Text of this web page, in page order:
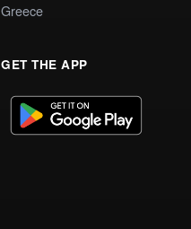
Greece
GET THE APP